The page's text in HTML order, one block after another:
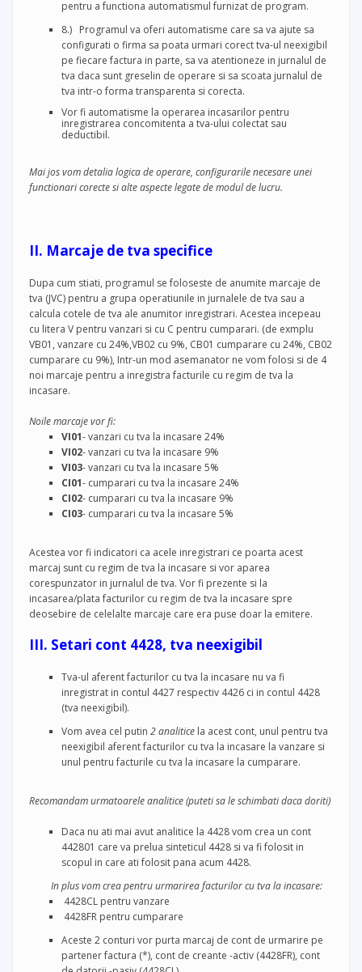
pentru a functiona automatismul furnizat de program.
8.) Programul va oferi automatisme care sa va ajute sa
configurati o firma sa poata urmari corect tva-ul neexigibil
pe fiecare factura in parte, sa va atentioneze in jurnalul de
tva daca sunt greselin de operare si sa scoata jurnalul de
tva intr-o forma transparenta si corecta.
Vor fi automatisme la operarea incasarilor pentru
inregistrarea concomitenta a tva-ului colectat sau
deductibil.
Mai jos vom detalia logica de operare, configurarile necesare unei
functionari corecte si alte aspecte legate de modul de lucru.
II. Marcaje de tva specifice
Dupa cum stiati, programul se foloseste de anumite marcaje de
tva (JVC) pentru a grupa operatiunile in jurnalele de tva sau a
calcula cotele de tva ale anumitor inregistrari. Acestea incepeau
cu litera V pentru vanzari si cu C pentru cumparari. (de exmplu
VB01, vanzare cu 24%,VB02 cu 9%, CB01 cumparare cu 24%, CB02
cumparare cu 9%), Intr-un mod asemanator ne vom folosi si de 4
noi marcaje pentru a inregistra facturile cu regim de tva la
incasare.
Noile marcaje vor fi:
VI01- vanzari cu tva la incasare 24%
VI02- vanzari cu tva la incasare 9%
VI03- vanzari cu tva la incasare 5%
CI01- cumparari cu tva la incasare 24%
CI02- cumparari cu tva la incasare 9%
CI03- cumparari cu tva la incasare 5%
Acestea vor fi indicatori ca acele inregistrari ce poarta acest
marcaj sunt cu regim de tva la incasare si vor aparea
corespunzator in jurnalul de tva. Vor fi prezente si la
incasarea/plata facturilor cu regim de tva la incasare spre
deosebire de celelalte marcaje care era puse doar la emitere.
III. Setari cont 4428, tva neexigibil
Tva-ul aferent facturilor cu tva la incasare nu va fi
inregistrat in contul 4427 respectiv 4426 ci in contul 4428
(tva neexigibil).
Vom avea cel putin 2 analitice la acest cont, unul pentru tva
neexigibil aferent facturilor cu tva la incasare la vanzare si
unul pentru facturile cu tva la incasare la cumparare.
Recomandam urmatoarele analitice (puteti sa le schimbati daca doriti)
Daca nu ati mai avut analitice la 4428 vom crea un cont
442801 care va prelua sinteticul 4428 si va fi folosit in
scopul in care ati folosit pana acum 4428.
In plus vom crea pentru urmarirea facturilor cu tva la incasare:
4428CL pentru vanzare
4428FR pentru cumparare
Aceste 2 conturi vor purta marcaj de cont de urmarire pe
partener factura (*), cont de creante -activ (4428FR), cont